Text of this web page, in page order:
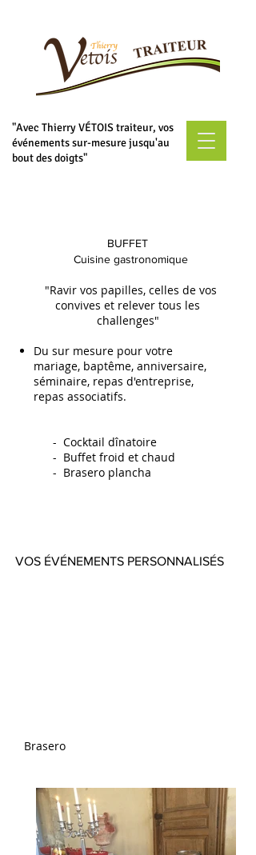
"Avec Thierry VÉTOIS traiteur, vos
événements sur-mesure jusqu'au
bout des doigts"
BUFFET
Cuisine gastronomique
"Ravir vos papilles, celles de vos
convives et relever tous les
challenges"
Du sur mesure pour votre
mariage, baptême, anniversaire,
séminaire, repas d'entreprise,
repas associatifs.
- Cocktail dînatoire
- Buffet froid et chaud
- Brasero plancha
VOS ÉVÉNEMENTS PERSONNALISÉS
Brasero